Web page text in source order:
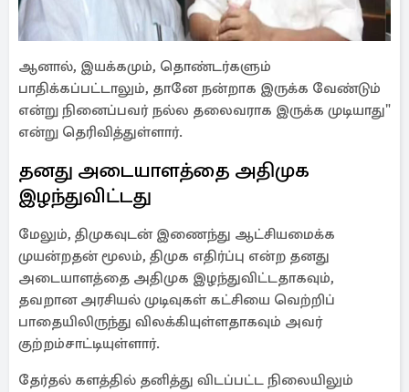
ஆனால், இயக்கமும், தொண்டர்களும்
பாதிக்கப்பட்டாலும், தானே நன்றாக இருக்க வேண்டும்
என்று நினைப்பவர் நல்ல தலைவராக இருக்க முடியாது"
என்று தெரிவித்துள்ளார்.
தனது அடையாளத்தை அதிமுக
இழந்துவிட்டது
மேலும், திமுகவுடன் இணைந்து ஆட்சியமைக்க
முயன்றதன் மூலம், திமுக எதிர்ப்பு என்ற தனது
அடையாளத்தை அதிமுக இழந்துவிட்டதாகவும்,
தவறான அரசியல் முடிவுகள் கட்சியை வெற்றிப்
பாதையிலிருந்து விலக்கியுள்ளதாகவும் அவர்
குற்றம்சாட்டியுள்ளார்.
தேர்தல் களத்தில் தனித்து விடப்பட்ட நிலையிலும்